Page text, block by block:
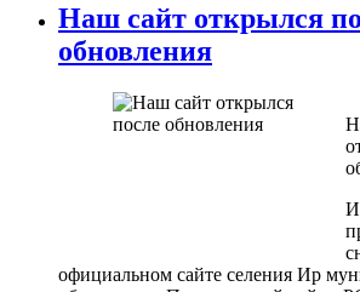
Наш сайт открылся
обновления
официальном сайте селения Ир